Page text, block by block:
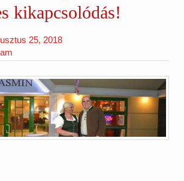
kikapcsolódás!
25, 2018